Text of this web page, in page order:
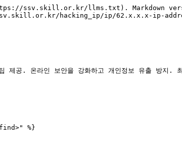
ssv.skill.or.kr/llms.txt). Markdown
hacking_ip/ip/62.x.x.x-ip-
공. 온라인 보안을 강화하고 개인정보 유출 방지.
%}